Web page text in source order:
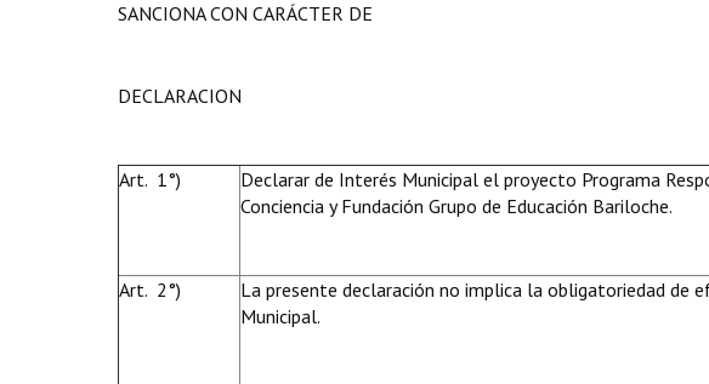
SANCIONA CON CARÁCTER DE
DECLARACION
Art. 1°)
Declarar de Interés Municipal el proyecto Programa
Conciencia y Fundación Grupo de Educación Bariloche.
Art. 2°)
La presente declaración no implica la obligatoriedad de
Municipal.